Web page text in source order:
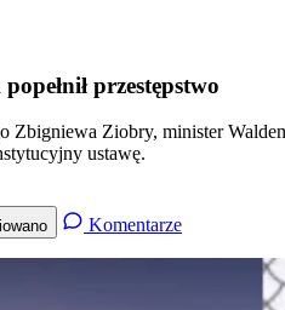
przestępstwo
Ziobry, minister
ustawę.
Komentarze